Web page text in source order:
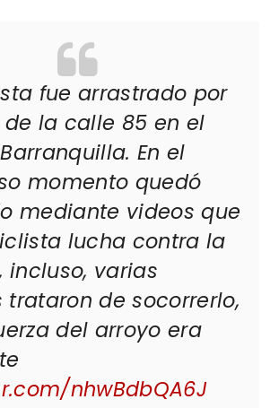
fue arrastrado por
la calle 85 en el
En el
momento quedó
mediante videos que
lucha contra la
incluso, varias
trataron de socorrerlo,
del arroyo era
nhwBdbQA6J